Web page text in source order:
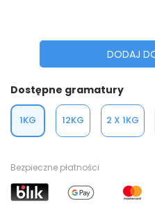
DODAJ
Dostępne gramatury
1KG 12KG 2 X 1KG
Bezpieczne płatności